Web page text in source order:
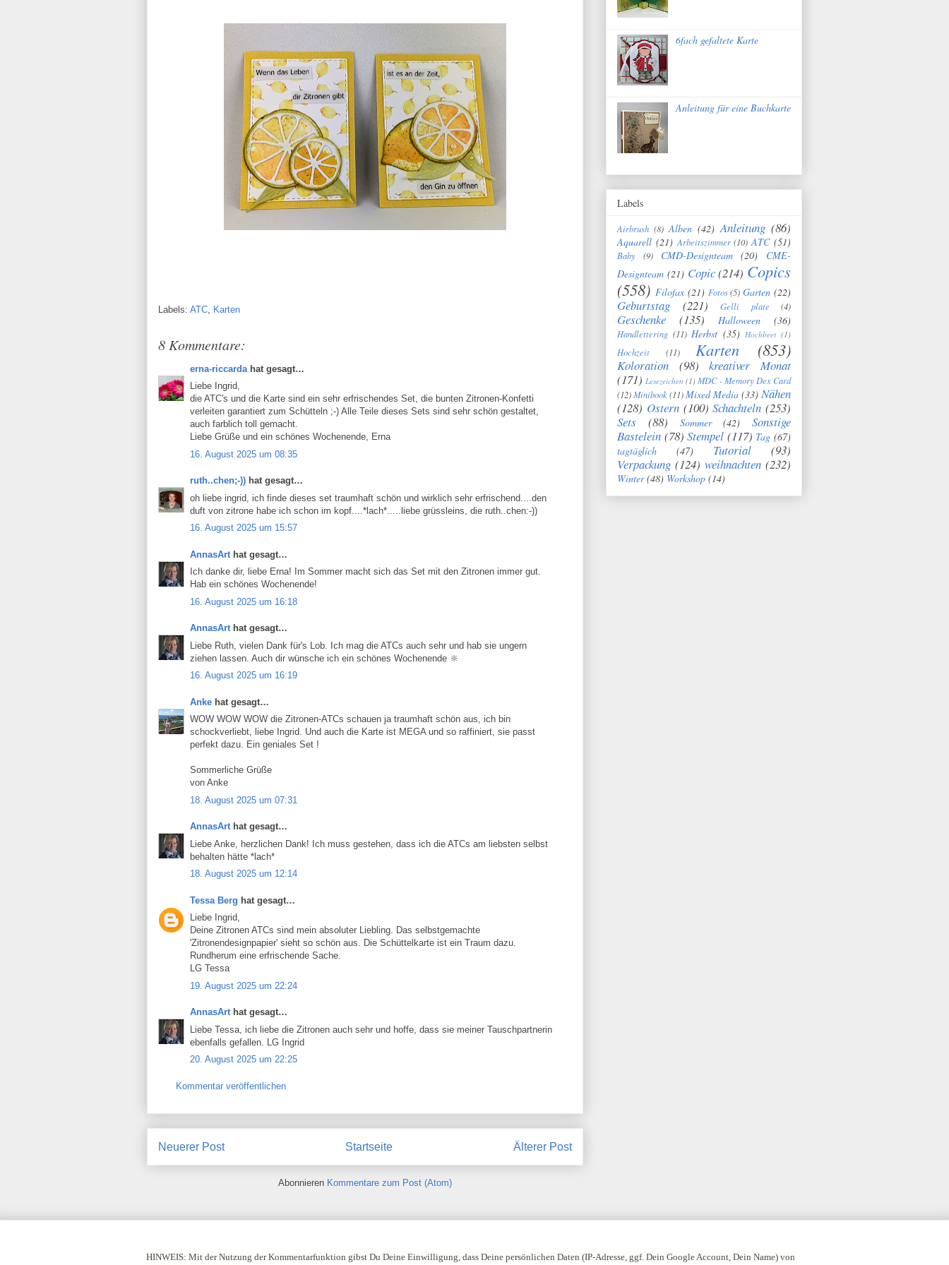
Labels: ATC Karten
8 Kommentare:
erna-riccarda hat gesagt…
Liebe Ingrid,
die ATC's und die Karte sind ein sehr erfrischendes Set, die bunten Zitronen-Konfetti
verleiten garantiert zum Schütteln ;-) Alle Teile dieses Sets sind sehr schön gestaltet,
auch farblich toll gemacht.
Liebe Grüße und ein schönes Wochenende, Erna
16. August 2025 um 08:35
ruth..chen;-)) hat gesagt…
oh liebe ingrid, ich finde dieses set traumhaft schön und wirklich sehr erfrischend....den
duft von zitrone habe ich schon im kopf....*lach*.....liebe grüssleins, die ruth..chen:-))
16. August 2025 um 15:57
AnnasArt hat gesagt…
Ich danke dir, liebe Erna! Im Sommer macht sich das Set mit den Zitronen immer gut.
Hab ein schönes Wochenende!
16. August 2025 um 16:18
AnnasArthat gesagt…
Liebe Ruth, vielen Dank für's Lob. Ich mag die ATCs auch sehr und hab sie ungern
ziehen lassen. Auch dir wünsche ich ein schönes Wochenende 🔆
16. August 2025 um 16:19
Anke hat gesagt…
WOW WOW WOW die Zitronen-ATCs schauen ja traumhaft schön aus, ich bin
schockverliebt, liebe Ingrid. Und auch die Karte ist MEGA und so raffiniert, sie passt
perfekt dazu. Ein geniales Set !
Sommerliche Grüße
von Anke
18. August 2025 um 07:31
AnnasArthat gesagt…
Liebe Anke, herzlichen Dank! Ich muss gestehen, dass ich die ATCs am liebsten selbst
behalten hätte *lach*
18. August 2025 um 12:14
Tessa Berg hat gesagt…
Liebe Ingrid,
Deine Zitronen ATCs sind mein absoluter Liebling. Das selbstgemachte
'Zitronendesignpapier' sieht so schön aus. Die Schüttelkarte ist ein Traum dazu.
Rundherum eine erfrischende Sache.
LG Tessa
19. August 2025 um 22:24
AnnasArthat gesagt…
Liebe Tessa, ich liebe die Zitronen auch sehr und hoffe, dass sie meiner Tauschpartnerin
ebenfalls gefallen. LG Ingrid
20. August 2025 um 22:25
Kommentar veröffentlichen
Neuerer Post Älterer Post
Startseite
Abonnieren Kommentare zum Post (Atom)
6fach gefaltete Karte
Anleitung für eine Buchkarte
Labels
Airbrush (8) Alben (42) Anleitung (86)
Aquarell (21) Arbeitszimmer (10) ATC (51)
Baby (9) CMD-Designteam (20)
CME-
Designteam (21) Copic (214) Copics
(558) Filofax (21) Fotos (5) Garten (22)
Geburtstag (221) Gelli plate (4)
Geschenke (135) Halloween (36)
Handlettering (11) Herbst (35) Hochbeet (1)
Hochzeit (11) Karten (853)
Koloration (98)
kreativer Monat
(171) Lesezeichen (1) MDC - Memory Dex Card
(12)Minibook(11) Mixed Media (33) Nähen
(128) Ostern (100) Schachteln (253)
Sets
(88) Sommer (42)
Sonstige
Bastelein (78) Stempel (117) Tag (67)
tagtäglich
(47) Tutorial
(93)
Verpackung (124) weihnachten (232)
Winter (48) Workshop (14)
HINWEIS: Mit der Nutzung der Kommentarfunktion gibst Du Deine Einwilligung, dass Deine persönlichen Daten (IP-Adresse, ggf. Dein Google Account, Dein Name) von